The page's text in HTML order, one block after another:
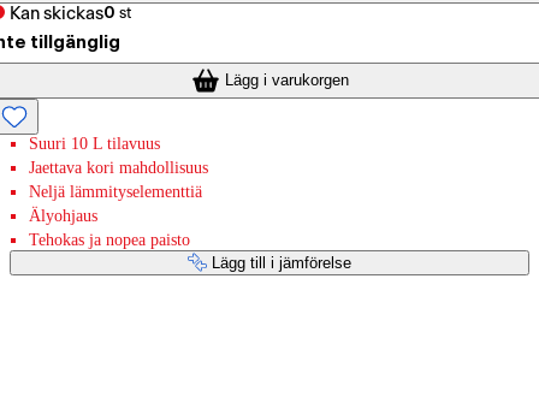
Kan skickas0 st
tillgänglig
Lägg i varukorgen
Suuri 10 L tilavuus
Jaettava kori mahdollisuus
Neljä lämmityselementtiä
Älyohjaus
Tehokas ja nopea paisto
Lägg till i jämförelse